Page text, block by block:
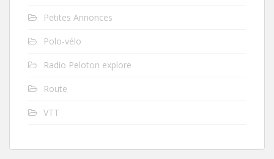
Petites Annonces
Polo-vélo
Radio Peloton explore
Route
VTT